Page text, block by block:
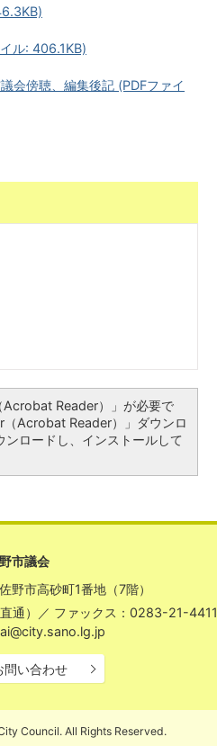
ル: 406.1KB)
会傍聴、編集後記 (PDFファイ
Reader）」が必要で
Acrobat Reader）」ダウンロ
ロードし、インストールして
市議会
市高砂町1番地（7階）
通）
／ ファックス：0283-21-4411
問い合わせ
Council. All Rights Reserved.